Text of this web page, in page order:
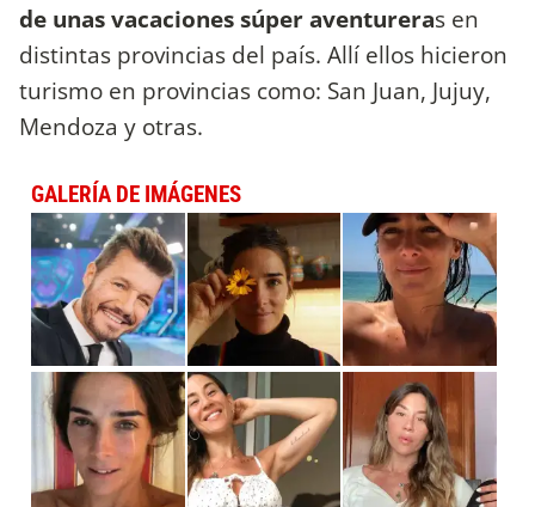
de unas vacaciones súper aventureras en
distintas provincias del país. Allí ellos hicieron
turismo en provincias como: San Juan, Jujuy,
Mendoza y otras.
GALERÍA DE IMÁGENES